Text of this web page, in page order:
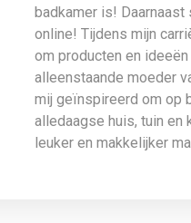
badkamer is!
online! Tijdens mijn
om producten en
alleenstaande moeder
mij geïnspireerd om op
alledaagse huis, tuin
leuker en makkelijker